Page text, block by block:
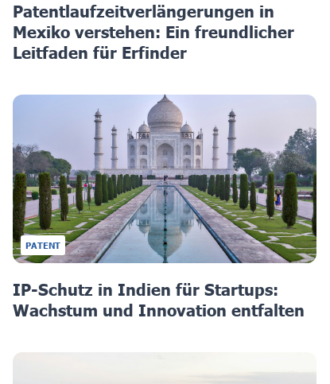
Patentlaufzeitverlängerungen in
Mexiko verstehen: Ein freundlicher
Leitfaden für Erfinder
PATENT
IP-Schutz in Indien für Startups:
Wachstum und Innovation entfalten